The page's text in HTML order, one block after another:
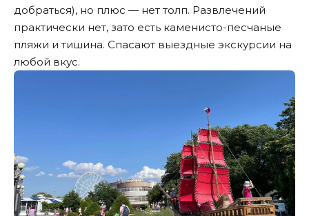
добраться), но плюс — нет толп. Развлечений
практически нет, зато есть каменисто-песчаные
пляжи и тишина. Спасают выездные экскурсии на
любой вкус.